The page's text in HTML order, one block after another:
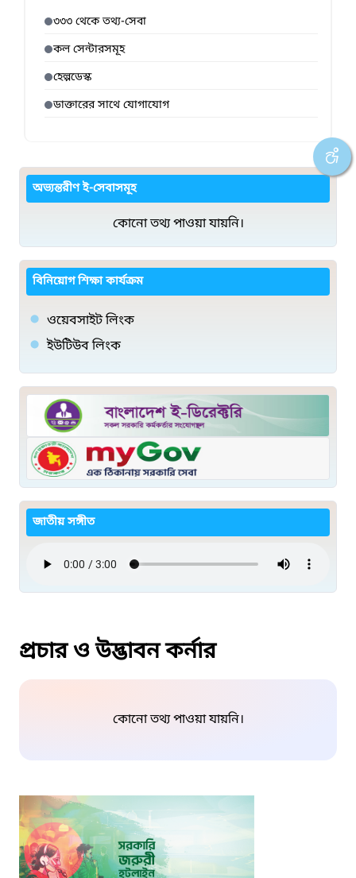
৩৩৩ থেকে তথ্য-সেবা
কল সেন্টারসমূহ
হেল্পডেস্ক
ডাক্তারের সাথে যোগাযোগ
অভ্যন্তরীণ ই-সেবাসমূহ
কোনো তথ্য পাওয়া যায়নি।
বিনিয়োগ শিক্ষা কার্যক্রম
ওয়েবসাইট লিংক
ইউটিউব লিংক
জাতীয় সঙ্গীত
প্রচার ও উদ্ভাবন কর্নার
কোনো তথ্য পাওয়া যায়নি।